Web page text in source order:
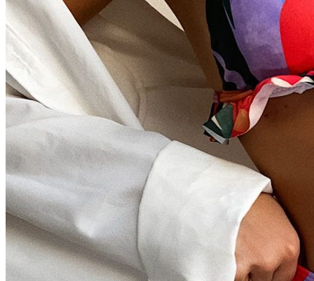
Лунный Календарь Окрашивания
Волос На Октябрь 2025 Года